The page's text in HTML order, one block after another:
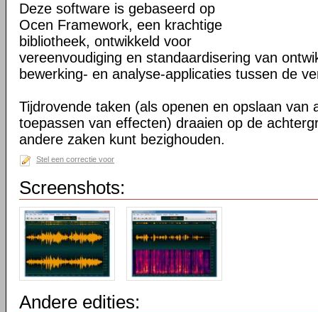
Deze software is gebaseerd op
Ocen Framework, een krachtige
bibliotheek, ontwikkeld voor
vereenvoudiging en standaardisering van
bewerking- en analyse-applicaties tussen de
Tijdrovende taken (als openen en opslaan van
toepassen van effecten) draaien op de
andere zaken kunt bezighouden.
Stel een correctie voor
Screenshots:
Andere edities: